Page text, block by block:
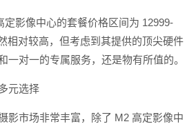
定影像中心的套餐价格区间为 12999-
相对较高，但考虑到其提供的顶尖硬件
一对一的专属服务，还是物有所值的。
元选择
影市场非常丰富，除了 M2 高定影像中